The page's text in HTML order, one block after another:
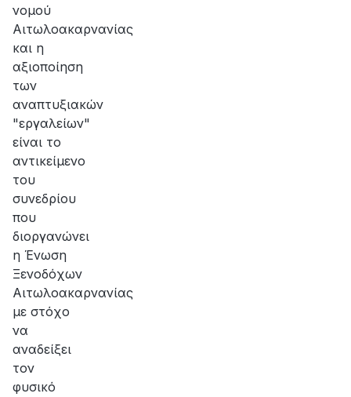
νομού
Αιτωλοακαρνανίας
και η
αξιοποίηση
των
αναπτυξιακών
"εργαλείων"
είναι το
αντικείμενο
του
συνεδρίου
που
διοργανώνει
η Ένωση
Ξενοδόχων
Αιτωλοακαρνανίας
με στόχο
να
αναδείξει
τον
φυσικό